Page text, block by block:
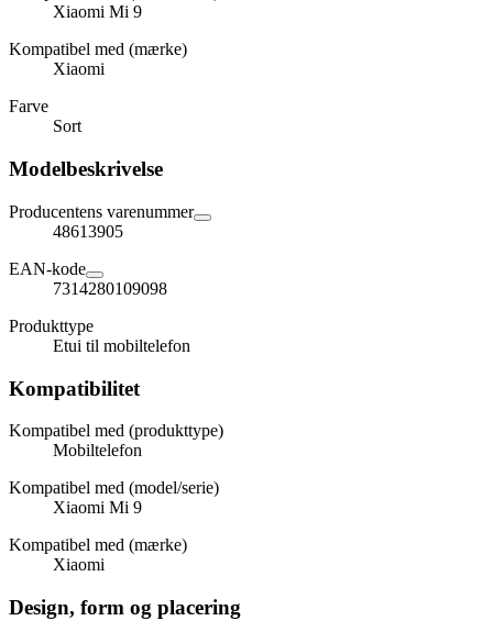
Xiaomi Mi 9
Kompatibel med (mærke)
Xiaomi
Farve
Sort
Modelbeskrivelse
Producentens varenummer
48613905
EAN-kode
7314280109098
Produkttype
Etui til mobiltelefon
Kompatibilitet
Kompatibel med (produkttype)
Mobiltelefon
Kompatibel med (model/serie)
Xiaomi Mi 9
Kompatibel med (mærke)
Xiaomi
Design, form og placering